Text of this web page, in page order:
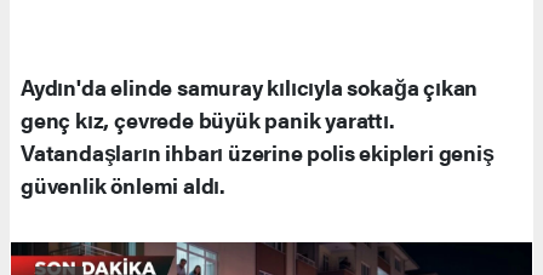
Aydın'da elinde samuray kılıcıyla sokağa çıkan
genç kız, çevrede büyük panik yarattı.
Vatandaşların ihbarı üzerine polis ekipleri geniş
güvenlik önlemi aldı.